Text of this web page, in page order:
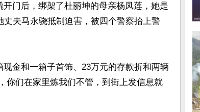
门后，绑架了杜丽坤的母亲杨凤莲，她是
夫马永骁抵制迫害，被四个警察抬上警
金和一箱子首饰、23万元的存款折和两辆
你们在家里炼我们不管，到街上发信息就